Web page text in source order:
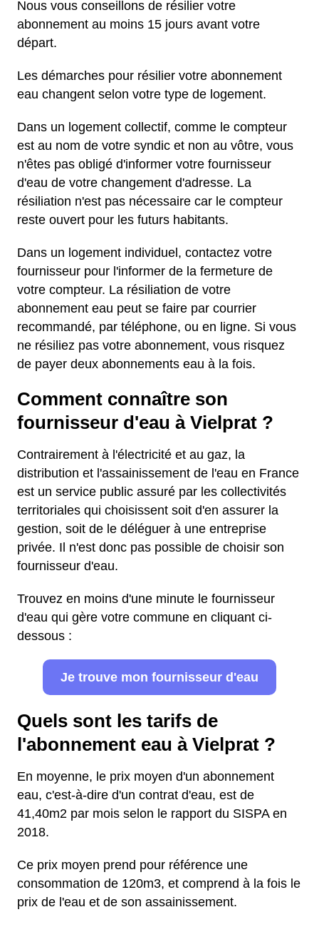
Nous vous conseillons de résilier votre
abonnement au moins 15 jours avant votre
départ.
Les démarches pour résilier votre abonnement
eau changent selon votre type de logement.
Dans un logement collectif, comme le compteur
est au nom de votre syndic et non au vôtre, vous
n'êtes pas obligé d'informer votre fournisseur
d'eau de votre changement d'adresse. La
résiliation n'est pas nécessaire car le compteur
reste ouvert pour les futurs habitants.
Dans un logement individuel, contactez votre
fournisseur pour l'informer de la fermeture de
votre compteur. La résiliation de votre
abonnement eau peut se faire par courrier
recommandé, par téléphone, ou en ligne. Si vous
ne résiliez pas votre abonnement, vous risquez
de payer deux abonnements eau à la fois.
Comment connaître son
fournisseur d'eau à Vielprat ?
Contrairement à l'électricité et au gaz, la
distribution et l'assainissement de l'eau en France
est un service public assuré par les collectivités
territoriales qui choisissent soit d'en assurer la
gestion, soit de le déléguer à une entreprise
privée. Il n'est donc pas possible de choisir son
fournisseur d'eau.
Trouvez en moins d'une minute le fournisseur
d'eau qui gère votre commune en cliquant ci-
dessous :
Je trouve mon fournisseur d'eau
Quels sont les tarifs de
l'abonnement eau à Vielprat ?
En moyenne, le prix moyen d'un abonnement
eau, c'est-à-dire d'un contrat d'eau, est de
41,40m2 par mois selon le rapport du SISPA en
2018.
Ce prix moyen prend pour référence une
consommation de 120m3, et comprend à la fois le
prix de l'eau et de son assainissement.